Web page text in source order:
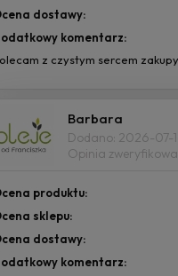
dostawy:
komentarz:
z czystym sercem
Barbara
Dodano: 2026-07-
Opinia
produktu:
sklepu:
dostawy:
komentarz: